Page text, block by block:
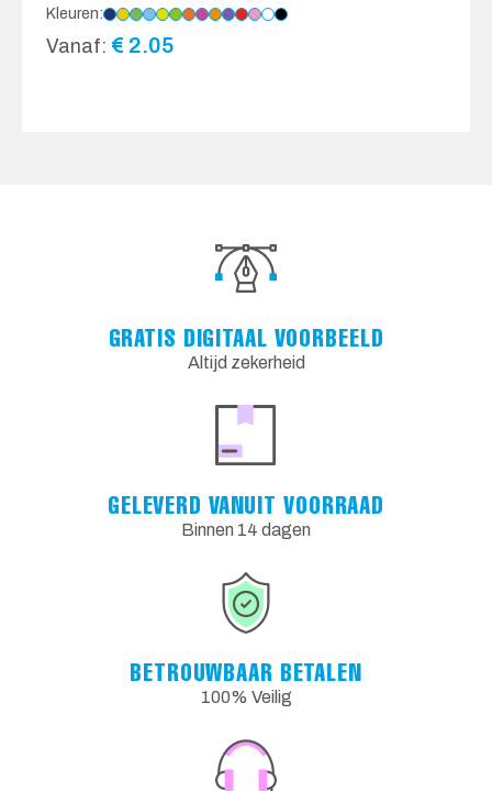
Kleuren:
Vanaf: € 2.05
GRATIS DIGITAAL VOORBEELD
Altijd zekerheid
GELEVERD VANUIT VOORRAAD
Binnen 14 dagen
BETROUWBAAR BETALEN
100% Veilig